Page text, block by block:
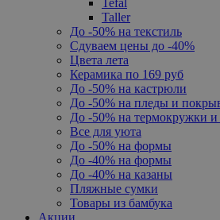
Taller
До -50% на текстиль
Сдуваем цены до -40%
Цвета лета
Керамика по 169 руб
До -50% на кастрюли
До -50% на пледы и
До -50% на термокружки
Все для уюта
До -50% на формы
До -40% на формы
До -40% на казаны
Пляжные сумки
Товары из бамбука
Акции